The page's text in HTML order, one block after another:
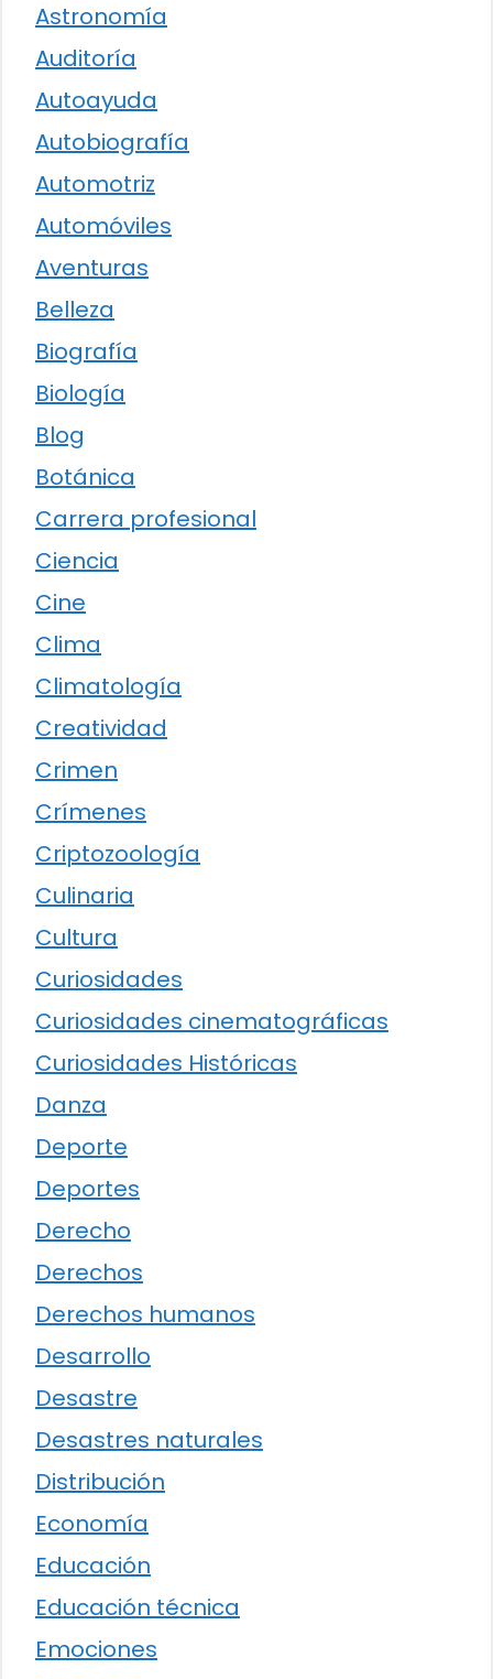
Astronomía
Auditoría
Autoayuda
Autobiografía
Automotriz
Automóviles
Aventuras
Belleza
Biografía
Biología
Blog
Botánica
Carrera profesional
Ciencia
Cine
Clima
Climatología
Creatividad
Crimen
Crímenes
Criptozoología
Culinaria
Cultura
Curiosidades
Curiosidades cinematográficas
Curiosidades Históricas
Danza
Deporte
Deportes
Derecho
Derechos
Derechos humanos
Desarrollo
Desastre
Desastres naturales
Distribución
Economía
Educación
Educación técnica
Emociones